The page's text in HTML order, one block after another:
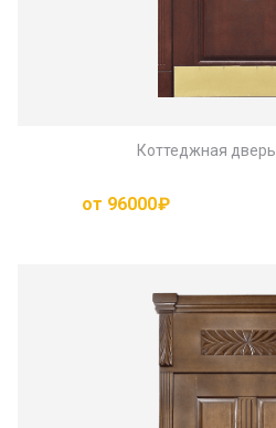
Коттеджная дверь
от 96000₽